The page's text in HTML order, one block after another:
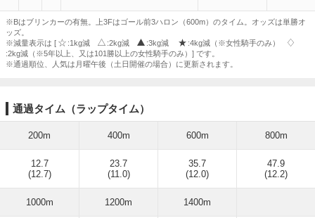
※Bはブリンカーの有無。上3Fはゴール前3ハロン（600m）のタイム。オッズは単勝オ
ッズ。
※減量表示は [
:1kg減 :2kg減 :3kg減
:4kg減（※女性騎手のみ）
:2kg減（※5年以上、又は101勝以上の女性騎手のみ）] です。
※通過順位、人気は月曜午後（土日開催の場合）に更新されます。
通過タイム（ラップタイム）
200m 400m 600m 800m
12.7
(12.7)
23.7
(11.0)
35.7
(12.0)
47.9
(12.2)
1000m 1200m 1400m